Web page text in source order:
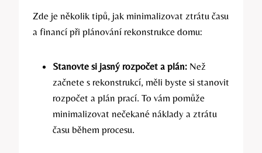
Zde je několik tipů, jak minimalizovat ztrátu času
a financí při plánování rekonstrukce domu:
Stanovte si jasný rozpočet a plán: Než
začnete s rekonstrukcí, měli byste si stanovit
rozpočet a plán prací. To vám pomůže
minimalizovat nečekané náklady a ztrátu
času během procesu.